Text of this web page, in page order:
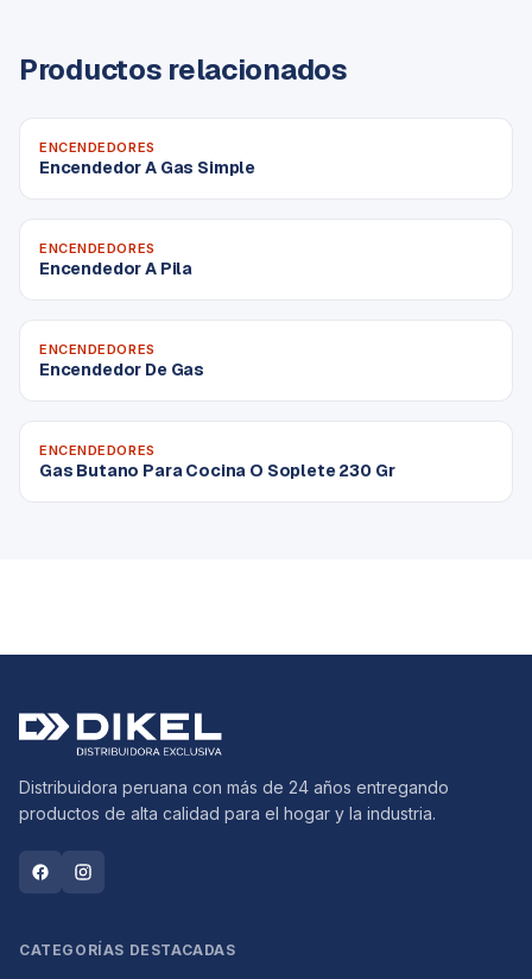
Productos relacionados
ENCENDEDORES
Encendedor A Gas Simple
ENCENDEDORES
Encendedor A Pila
ENCENDEDORES
Encendedor De Gas
ENCENDEDORES
Gas Butano Para Cocina O Soplete 230 Gr
Distribuidora peruana con más de 24 años entregando
productos de alta calidad para el hogar y la industria.
CATEGORÍAS DESTACADAS